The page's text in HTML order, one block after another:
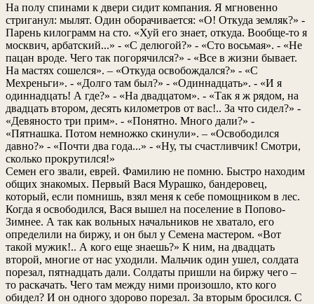
На полу спинами к двери сидит компания. Я мгновенно
стриганул: мылят. Один оборачивается: «О! Откуда земляк?» -
Парень килограмм на сто. «Хуй его знает, откуда. Вообще-то я
москвич, арбатский...» - «С делюгой?» - «Сто восьмая». - «Не
пацан вроде. Чего так погорячился?» - «Все в жизни бывает.
На мастях сошелся». – «Откуда освобождался?» - «С
Мехреньги». - «Долго там был?» - «Одиннадцать». - «И я
одиннадцать! А где?» - «На двадцатом». - «Так я ж рядом, на
двадцать втором, десять километров от вас!.. За что сидел?» -
«Девяносто три прим». - «Понятно. Много дали?» -
«Пятнашка. Потом немножко скинули». – «Освободился
давно?» - «Почти два года...» - «Ну, ты счастливчик! Смотри,
сколько прокрутился!»
Семен его звали, еврей. Фамилию не помню. Быстро находим
общих знакомых. Первый Вася Мурашко, бандеровец,
который, если помнишь, взял меня к себе помощником в лес.
Когда я освободился, Вася вышел на поселение в Попово-
Зимнее. А так как вольных начальников не хватало, его
определили на биржу, и он был у Семена мастером. «Вот
такой мужик!.. А кого еще знаешь?» К ним, на двадцать
второй, многие от нас уходили. Мальчик один ушел, солдата
порезал, пятнадцать дали. Солдаты пришли на биржу чего –
то раскачать. Чего там между ними произошло, кто кого
обидел? И он одного здорово порезал. За вторым бросился. С